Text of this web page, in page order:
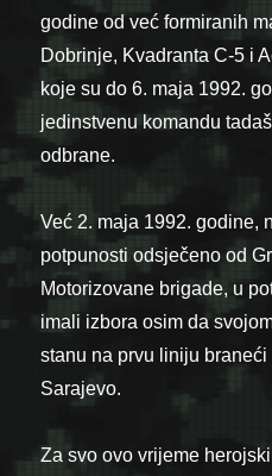
godine od već formiranih
Dobrinje, Kvadranta C-5 i
koje su do 6. maja 1992.
jedinstvenu komandu
odbrane.
Već 2. maja 1992. godine,
potpunosti odsječeno od
Motorizovane brigade, u
imali izbora osim da
stanu na prvu liniju
Sarajevo.
Za svo ovo vrijeme